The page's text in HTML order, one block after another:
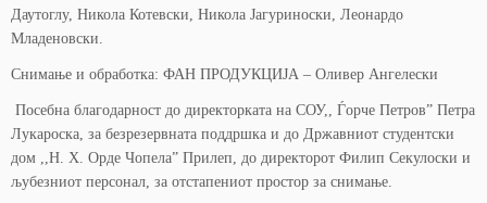
Даутоглу, Никола Котевски, Никола Јагуриноски, Леонардо
Младеновски.
Снимање и обработка: ФАН ПРОДУКЦИЈА – Оливер Ангелески
Посебна благодарност до директорката на СОУ,, Ѓорче Петров” Петра
Лукароска, за безрезервната поддршка и до Државниот студентски
дом ,,Н. Х. Орде Чопела” Прилеп, до директорот Филип Секулоски и
љубезниот персонал, за отстапениот простор за снимање.